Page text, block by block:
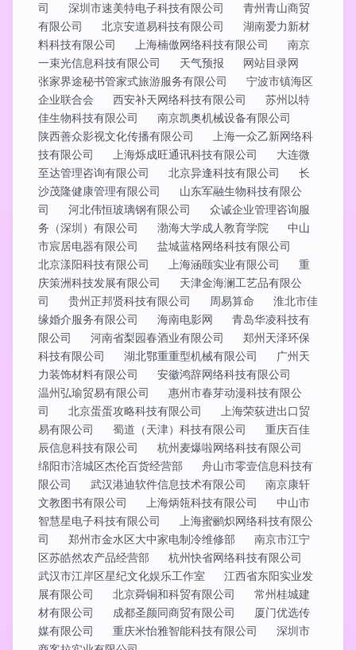
司
深圳市速美特电子科技有限公司
青州青山商贸
有限公司
北京安道易科技有限公司
湖南爱力新材
料科技有限公司
上海楠傲网络科技有限公司
南京
一束光信息科技有限公司
天气预报
网站目录网
张家界途秘书管家式旅游服务有限公司
宁波市镇海区
企业联合会
西安补天网络科技有限公司
苏州以特
佳生物科技有限公司
南京凯奥机械设备有限公司
陕西善众影视文化传播有限公司
上海一众乙新网络科
技有限公司
上海烁成旺通讯科技有限公司
大连微
至达管理咨询有限公司
北京异逢科技有限公司
长
沙茂隆健康管理有限公司
山东军融生物科技有限公
司
河北伟恒玻璃钢有限公司
众诚企业管理咨询服
务（深圳）有限公司
渤海大学成人教育学院
中山
市宸居电器有限公司
盐城蓝格网络科技有限公司
北京漾阳科技有限公司
上海涵颐实业有限公司
重
庆策洲科技发展有限公司
天津金海澜工艺品有限公
司
贵州正邦贤科技有限公司 周易算命
淮北市佳
缘婚介服务有限公司
海南电影网
青岛华凌科技有
限公司
河南省梨园春酒业有限公司
郑州天泽环保
科技有限公司
湖北鄂重重型机械有限公司
广州天
力装饰材料有限公司
安徽鸿辞网络科技有限公司
温州弘瑜贸易有限公司
惠州市春芽动漫科技有限公
司
北京蛋蛋攻略科技有限公司
上海荣荻进出口贸
易有限公司
蜀道（天津）科技有限公司
重庆百佳
辰信息科技有限公司
杭州麦爆啦网络科技有限公司
绵阳市涪城区杰伦百货经营部
舟山市零壹信息科技有
限公司
武汉港迪软件信息技术有限公司
南京康轩
文教图书有限公司
上海炳瓴科技有限公司
中山市
智慧星电子科技有限公司
上海蜜鹂炽网络科技有限公
司
郑州市金水区大中家电制冷维修部
南京市江宁
区苏皓然农产品经营部
杭州快省网络科技有限公司
武汉市江岸区星纪文化娱乐工作室
江西省东阳实业发
展有限公司
北京舜铜和科贸有限公司
常州桂城建
材有限公司
成都圣颜同商贸有限公司
厦门优选传
媒有限公司
重庆米怡雅智能科技有限公司
深圳市